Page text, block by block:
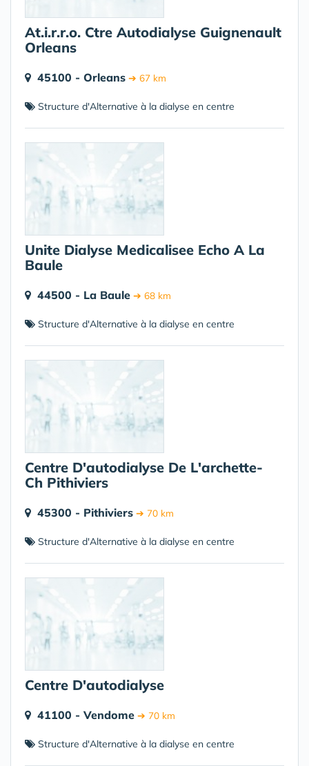
At.i.r.r.o. Ctre Autodialyse Guignenault
Orleans
45100 - Orleans ➔ 67 km
Structure d'Alternative à la dialyse en centre
Unite Dialyse Medicalisee Echo A La
Baule
44500 - La Baule ➔ 68 km
Structure d'Alternative à la dialyse en centre
Centre D'autodialyse De L'archette-
Ch Pithiviers
45300 - Pithiviers ➔ 70 km
Structure d'Alternative à la dialyse en centre
Centre D'autodialyse
41100 - Vendome ➔ 70 km
Structure d'Alternative à la dialyse en centre